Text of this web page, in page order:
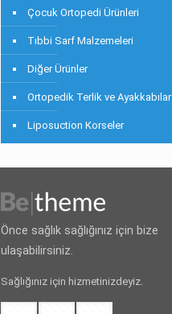
Çocuk Ortopedi Ürünleri
Tıbbi Sarf Malzemeleri
Diğer Ürünler
Ortopedik Terlik ve Ayakkabılar
Liposuction Korseler
Önce sağlık sağlığınız için bize
ulaşabilirsiniz.
Sağlığınız için hizmetinizdeyiz.